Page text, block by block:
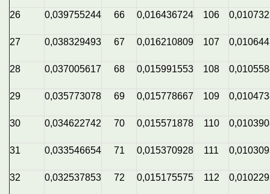
26 0,039755244 66 0,016436724 106
27 0,038329493 67 0,016210809 107
28 0,037005617 68 0,015991553 108
29 0,035773078 69 0,015778667 109
30 0,034622742 70 0,015571878 110
31 0,033546654 71 0,015370928 111
32 0,032537853 72 0,015175575 112